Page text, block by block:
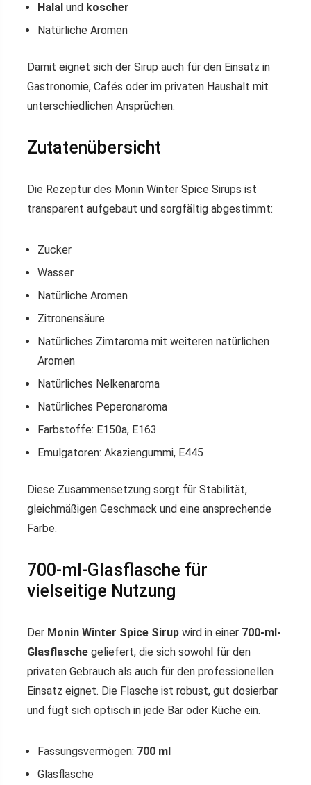
Halal und koscher
Natürliche Aromen
Damit eignet sich der Sirup auch für den Einsatz in
Gastronomie, Cafés oder im privaten Haushalt mit
unterschiedlichen Ansprüchen.
Zutatenübersicht
Die Rezeptur des Monin Winter Spice Sirups ist
transparent aufgebaut und sorgfältig abgestimmt:
Zucker
Wasser
Natürliche Aromen
Zitronensäure
Natürliches Zimtaroma mit weiteren natürlichen
Aromen
Natürliches Nelkenaroma
Natürliches Peperonaroma
Farbstoffe: E150a, E163
Emulgatoren: Akaziengummi, E445
Diese Zusammensetzung sorgt für Stabilität,
gleichmäßigen Geschmack und eine ansprechende
Farbe.
700-ml-Glasflasche für
vielseitige Nutzung
Der Monin Winter Spice Sirup wird in einer 700-ml-
Glasflasche geliefert, die sich sowohl für den
privaten Gebrauch als auch für den professionellen
Einsatz eignet. Die Flasche ist robust, gut dosierbar
und fügt sich optisch in jede Bar oder Küche ein.
Fassungsvermögen: 700 ml
Glasflasche